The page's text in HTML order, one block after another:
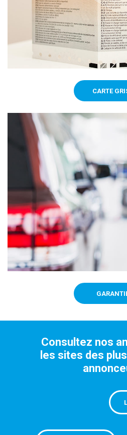
CARTE
Consultez nos
les sites des